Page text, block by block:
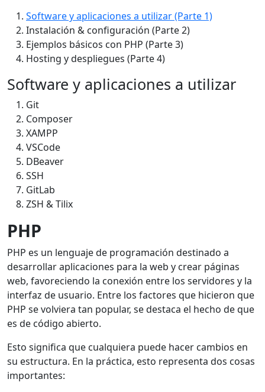
Software y aplicaciones a utilizar (Parte 1)
Instalación & configuración (Parte 2)
Ejemplos básicos con PHP (Parte 3)
Hosting y despliegues (Parte 4)
Software y aplicaciones a utilizar
Git
Composer
XAMPP
VSCode
DBeaver
SSH
GitLab
ZSH & Tilix
PHP
PHP es un lenguaje de programación destinado a
desarrollar aplicaciones para la web y crear páginas
web, favoreciendo la conexión entre los servidores y la
interfaz de usuario. Entre los factores que hicieron que
PHP se volviera tan popular, se destaca el hecho de que
es de código abierto.
Esto significa que cualquiera puede hacer cambios en
su estructura. En la práctica, esto representa dos cosas
importantes: